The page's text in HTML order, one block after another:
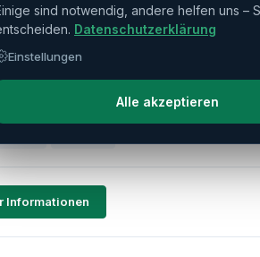
REF:
VARIAXIS i-800 + VC Primos 400L
2021
Informationen
sind notwendig, andere helfen uns –
Datenschutzerklärung
Einstellungen
Alle akzeptieren